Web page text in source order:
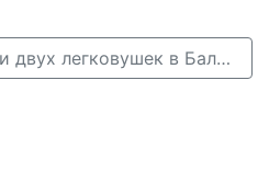
Трое человек пострадали при столкновении двух легковушек в Балахнинском районе →